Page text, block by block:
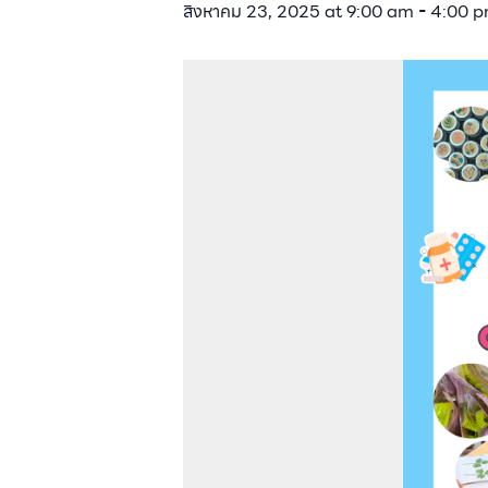
สิงหาคม 23, 2025 at 9:00 am -4:00